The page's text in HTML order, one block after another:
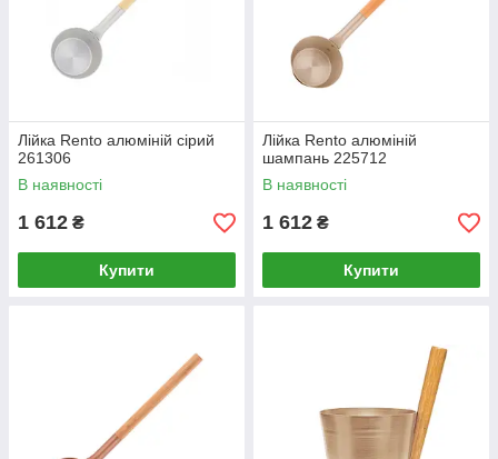
Лійка Rento алюміній сірий
261306
В наявності
1 612 ₴
Купити
Лійка Rento алюміній
шампань 225712
В наявності
1 612 ₴
Купити